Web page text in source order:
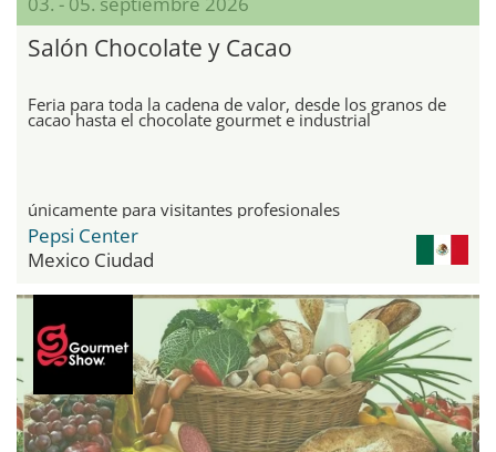
Salón Chocolate y Cacao
Feria para toda la cadena de valor, desde los granos de
cacao hasta el chocolate gourmet e industrial
únicamente para visitantes profesionales
Pepsi Center
Mexico Ciudad